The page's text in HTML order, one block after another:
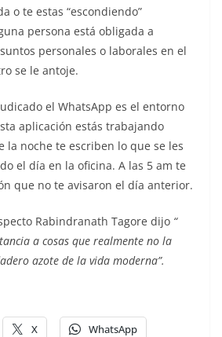
o te estas “escondiendo”
persona está obligada a
personales o laborales en el
se le antoje.
el WhatsApp es el entorno
aplicación estás trabajando
la noche te escriben lo que se les
el día en la oficina. A las 5 am te
que no te avisaron el día anterior.
Rabindranath Tagore dijo “
a cosas que realmente no la
azote de la vida moderna”.
X WhatsApp